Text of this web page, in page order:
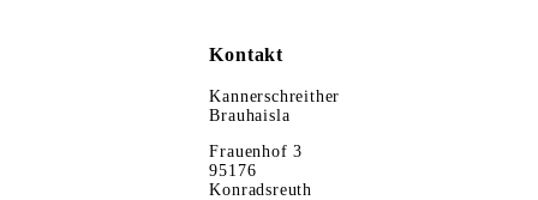
Kontakt
Kannerschreither
Brauhaisla
Frauenhof 3
95176
Konradsreuth